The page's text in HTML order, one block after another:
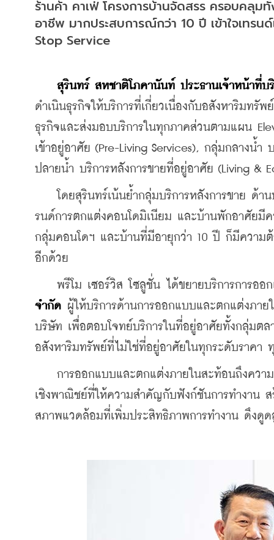
ร้านค้า คาเฟ่ โครงการบ้านจัดสรร ครอบคลุ
อาชีพ มากประสบการณ์กว่า 10 ปี เข้าใจเทร
Stop Service
สุรินทร์ สหชาติโภคานันท์ ประธานเจ้าหน้าที่
ดำเนินธุรกิจให้บริการที่เกี่ยวเนื่องกับอสังหาริมทรั
ธุรกิจและส่งมอบบริการในทุกภาคส่วนตามแผน
เข้าอยู่อาศัย (Pre-Living Services), กลุ่มกลางน้ำ
ปลายน้ำ บริการหลังการขายที่อยู่อาศัย (Living &
โดยสุรินทร์เน้นย้ำกลุ่มบริการหลังการขาย ด้า
รนด์การตกแต่งคอนโดมิเนียม และบ้านพักอาศัยมี
กลุ่มคอนโดฯ และบ้านที่มีอายุกว่า 10 ปี ก็มีความต้
อีกด้วย
พรีโม เซอร์วิส โซลูชั่น ได้ขยายบริการการออ
จำกัด ผู้ให้บริการด้านการออกแบบและตกแต่งภา
บริษัท เพื่อตอบโจทย์บริการในที่อยู่อาศัยทั้งกลุ่มต
อสังหาริมทรัพย์ที่ไม่ใช่ที่อยู่อาศัยในทุกระดับราคา
การออกแบบและตกแต่งภายในสะท้อนถึงความ
เชิงพาณิชย์ที่ให้ความสำคัญกับฟังก์ชันการทำงาน
สภาพแวดล้อมที่เพิ่มประสิทธิภาพการทำงาน ดึงดู